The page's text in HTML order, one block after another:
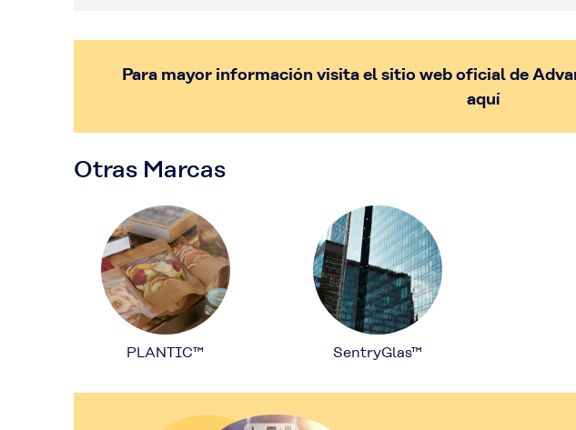
Para mayor información visita el sitio web oficial de
aquí
Otras Marcas
PLANTIC™ SentryGlas™